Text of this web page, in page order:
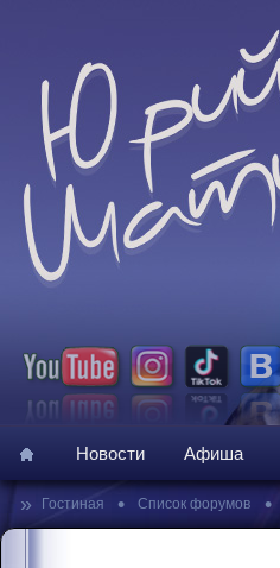
Новости Афиша
» Гостиная • Список форумов •